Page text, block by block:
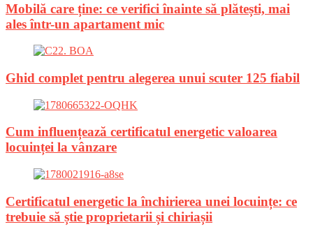
Mobilă care ține: ce verifici înainte să plătești, mai
ales într-un apartament mic
Ghid complet pentru alegerea unui scuter 125 fiabil
Cum influențează certificatul energetic valoarea
locuinței la vânzare
Certificatul energetic la închirierea unei locuințe: ce
trebuie să știe proprietarii și chiriașii